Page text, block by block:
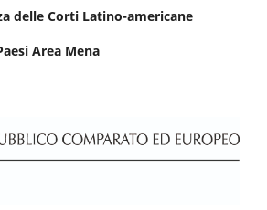
delle Corti Latino-americane
Area Mena